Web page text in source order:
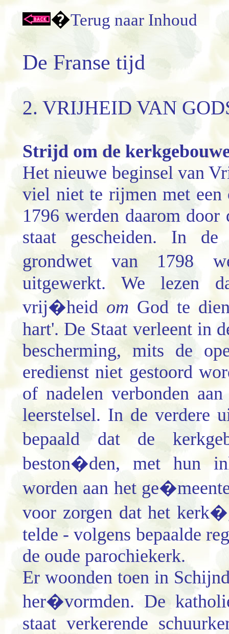
�Terug naar Inhoud
De Franse tijd
2. VRIJHEID VAN
Strijd om de
Het nieuwe beginsel van
viel niet te rijmen met een
1796 werden daarom
staat gescheiden. In
grondwet van 1798
uitgewerkt. We lezen
vrij�heid om God te
hart'. De Staat verleent in
bescherming, mits de
eredienst niet gestoord
of nadelen verbonden
leerstelsel. In de verdere
bepaald dat de
beston�den, met hun
worden aan het
voor zorgen dat het
telde - volgens bepaalde
de oude parochiekerk.
Er woonden toen in
her�vormden. De
staat verkerende